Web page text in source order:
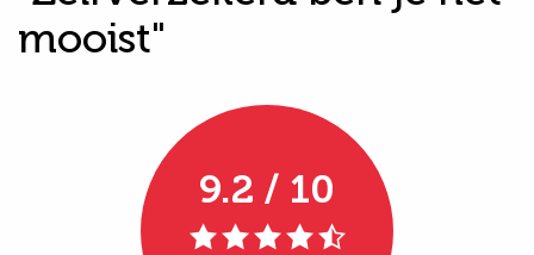
mooist"
9.2 / 10